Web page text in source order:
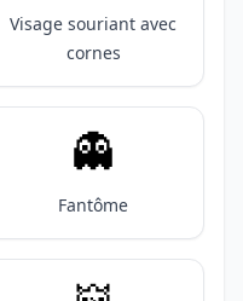
Visage souriant avec
cornes
👻
Fantôme